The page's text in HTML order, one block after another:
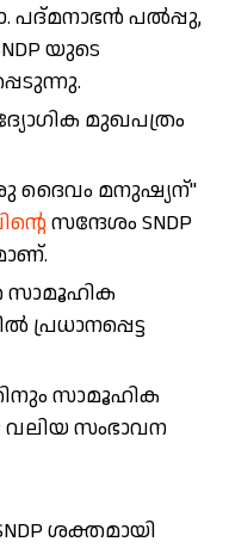
പദ്മനാഭൻ പൽപ്പു,
യുടെ
മുഖപത്രം
ദൈവം മനുഷ്യന്"
സന്ദേശം SNDP
സാമൂഹിക
സാമൂഹിക
വലിയ സംഭാവന
ശക്തമായി